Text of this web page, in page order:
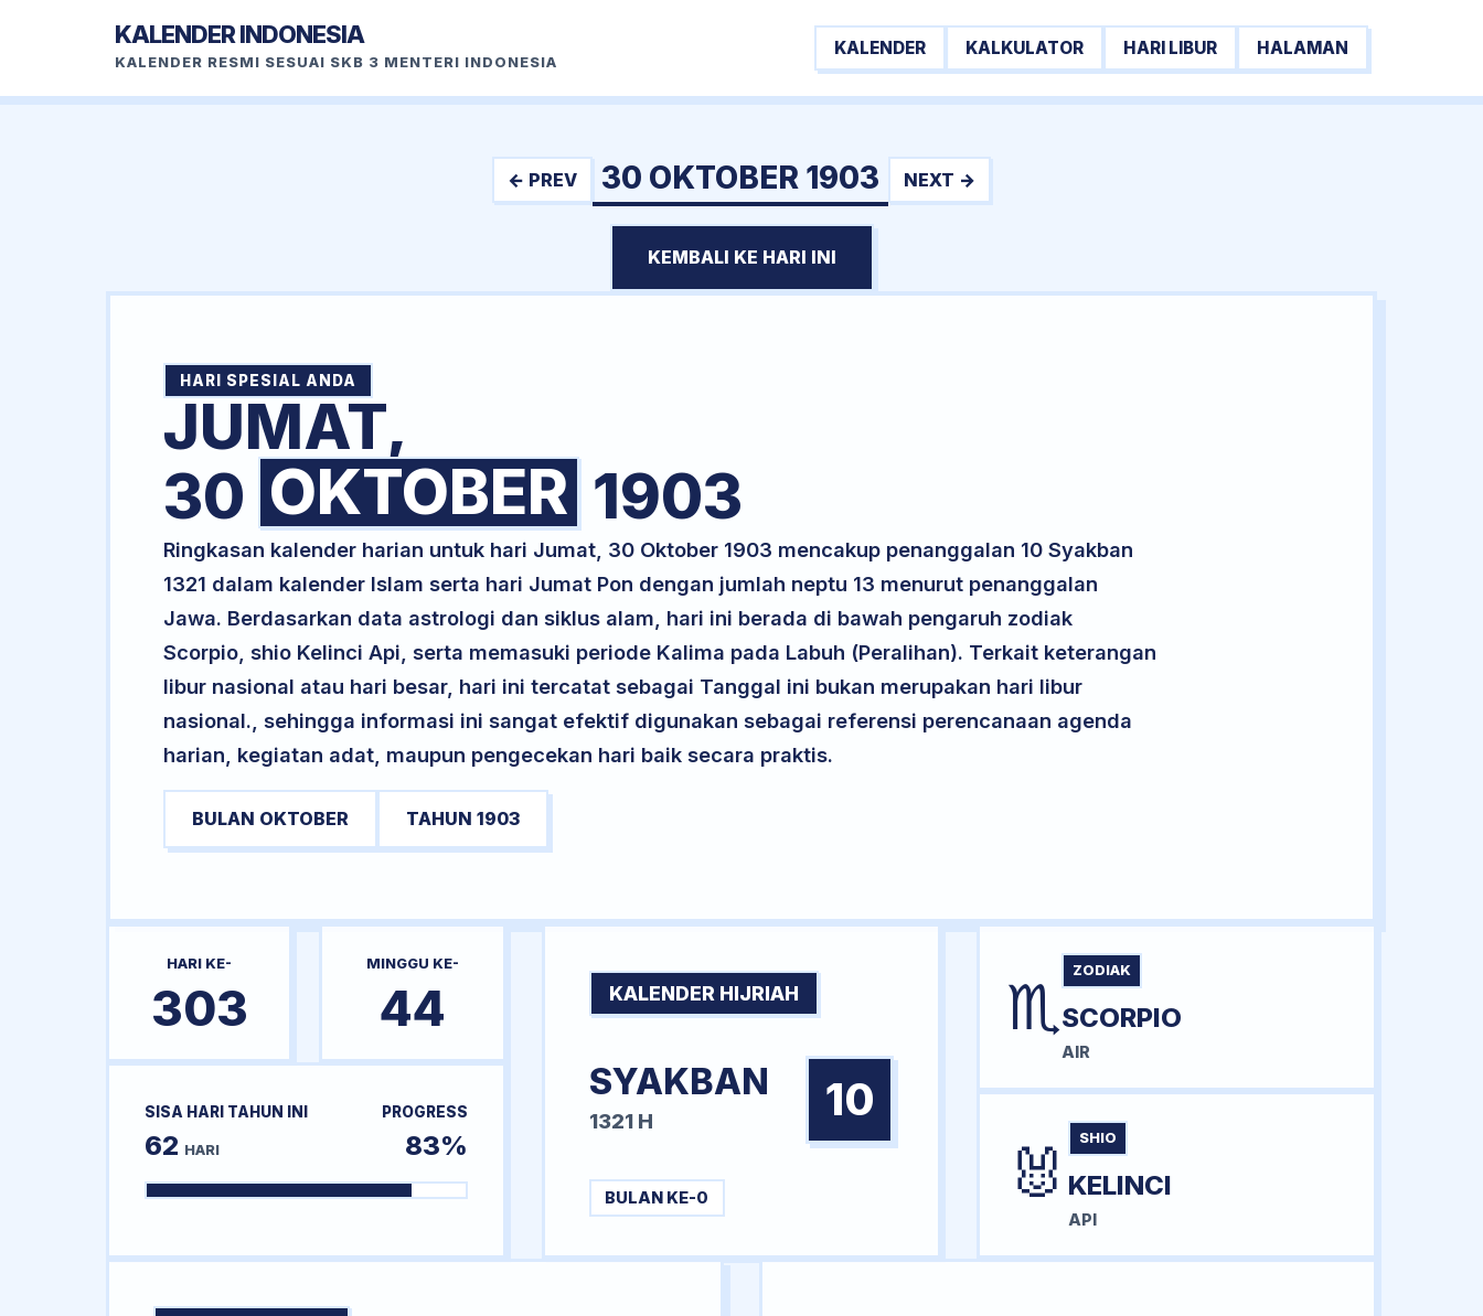
KALENDER INDONESIA
KALENDER RESMI SESUAI SKB 3 MENTERI INDONESIA
KALENDER KALKULATOR HARI LIBUR HALAMAN
← PREV 30 OKTOBER 1903 NEXT →
KEMBALI KE HARI INI
HARI SPESIAL ANDA
JUMAT,
30 OKTOBER 1903
Ringkasan kalender harian untuk hari Jumat, 30 Oktober 1903 mencakup penanggalan 10 Syakban
1321 dalam kalender Islam serta hari Jumat Pon dengan jumlah neptu 13 menurut penanggalan
Jawa. Berdasarkan data astrologi dan siklus alam, hari ini berada di bawah pengaruh zodiak
Scorpio, shio Kelinci Api, serta memasuki periode Kalima pada Labuh (Peralihan). Terkait keterangan
libur nasional atau hari besar, hari ini tercatat sebagai Tanggal ini bukan merupakan hari libur
nasional., sehingga informasi ini sangat efektif digunakan sebagai referensi perencanaan agenda
harian, kegiatan adat, maupun pengecekan hari baik secara praktis.
BULAN OKTOBER TAHUN 1903
HARI KE-
303
MINGGU KE-
44
SISA HARI TAHUN INI
62 HARI
PROGRESS
83%
KALENDER HIJRIAH
SYAKBAN
1321 H 10
BULAN KE-0
♏ ZODIAK
SCORPIO
AIR
🐰 SHIO
KELINCI
API